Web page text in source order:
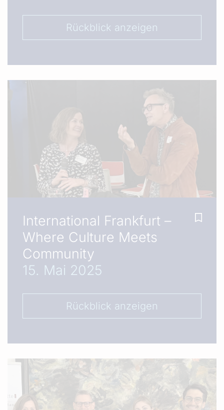
Rückblick anzeigen
International Frankfurt –
Where Culture Meets
Community
15. Mai 2025
Rückblick anzeigen